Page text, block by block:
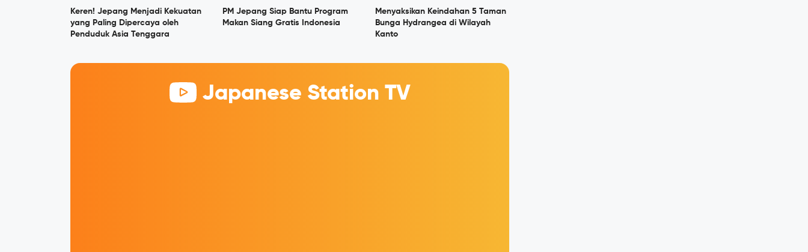
Keren! Jepang Menjadi Kekuatan
yang Paling Dipercaya oleh
Penduduk Asia Tenggara
PM Jepang Siap Bantu Program
Makan Siang Gratis Indonesia
Menyaksikan Keindahan 5 Taman
Bunga Hydrangea di Wilayah
Kanto
Japanese Station TV